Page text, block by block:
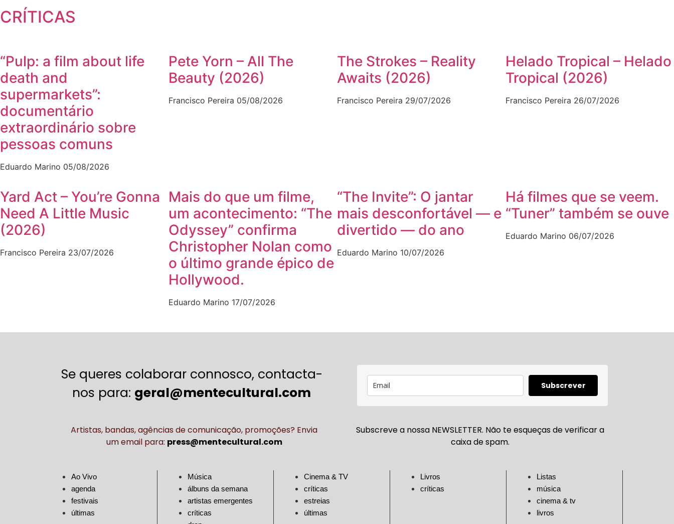
CRÍTICAS
“Pulp: a film about life
death and
supermarkets”:
documentário
extraordinário sobre
pessoas comuns
Eduardo Marino 05/08/2026
Pete Yorn – All The
Beauty (2026)
Francisco Pereira 05/08/2026
The Strokes – Reality
Awaits (2026)
Francisco Pereira 29/07/2026
Helado Tropical – Helado
Tropical (2026)
Francisco Pereira 26/07/2026
Yard Act – You’re Gonna
Need A Little Music
(2026)
Francisco Pereira 23/07/2026
Mais do que um filme,
um acontecimento: “The
Odyssey” confirma
Christopher Nolan como
o último grande épico de
Hollywood.
Eduardo Marino 17/07/2026
“The Invite”: O jantar
mais desconfortável — e
divertido — do ano
Eduardo Marino 10/07/2026
Há filmes que se veem.
“Tuner” também se ouve
Eduardo Marino 06/07/2026
Se queres colaborar connosco, contacta-
nos para: geral@mentecultural.com Subscrever
Artistas, bandas, agências de comunicação, promoções? Envia
um email para: press@mentecultural.com
Subscreve a nossa NEWSLETTER. Não te esqueças de verificar a
caixa de spam.
Ao Vivo
agenda
festivais
últimas
Música
álbuns da semana
artistas emergentes
críticas
Cinema & TV
críticas
estreias
últimas
Livros
críticas
Listas
música
cinema & tv
livros